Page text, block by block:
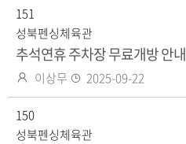
151
성북펜싱체육관
추석연휴 주차장 무료개방 안내
작
성
자
이상무
등
록
2025-09-22
150
성북펜싱체육관